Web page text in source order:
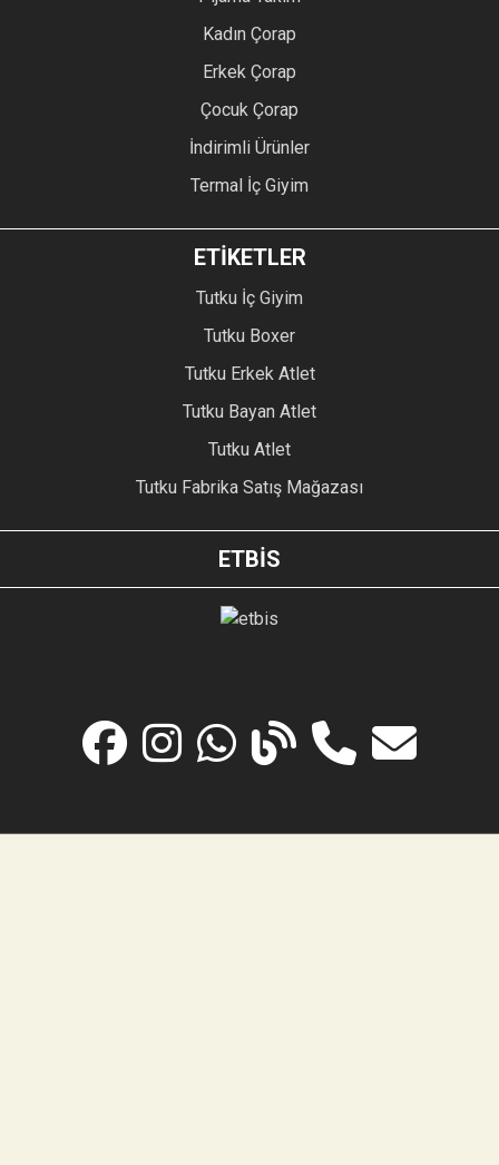
Kadın Çorap
Erkek Çorap
Çocuk Çorap
İndirimli Ürünler
Termal İç Giyim
ETİKETLER
Tutku İç Giyim
Tutku Boxer
Tutku Erkek Atlet
Tutku Bayan Atlet
Tutku Atlet
Tutku Fabrika Satış Mağazası
ETBİS